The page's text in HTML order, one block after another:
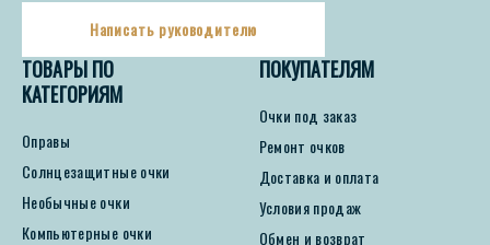
ТОВАРЫ ПО
КАТЕГОРИЯМ
Оправы
Солнцезащитные очки
Необычные очки
Компьютерные очки
ПОКУПАТЕЛЯМ
Очки под заказ
Ремонт очков
Доставка и оплата
Условия продаж
Обмен и возврат
Написать руководителю